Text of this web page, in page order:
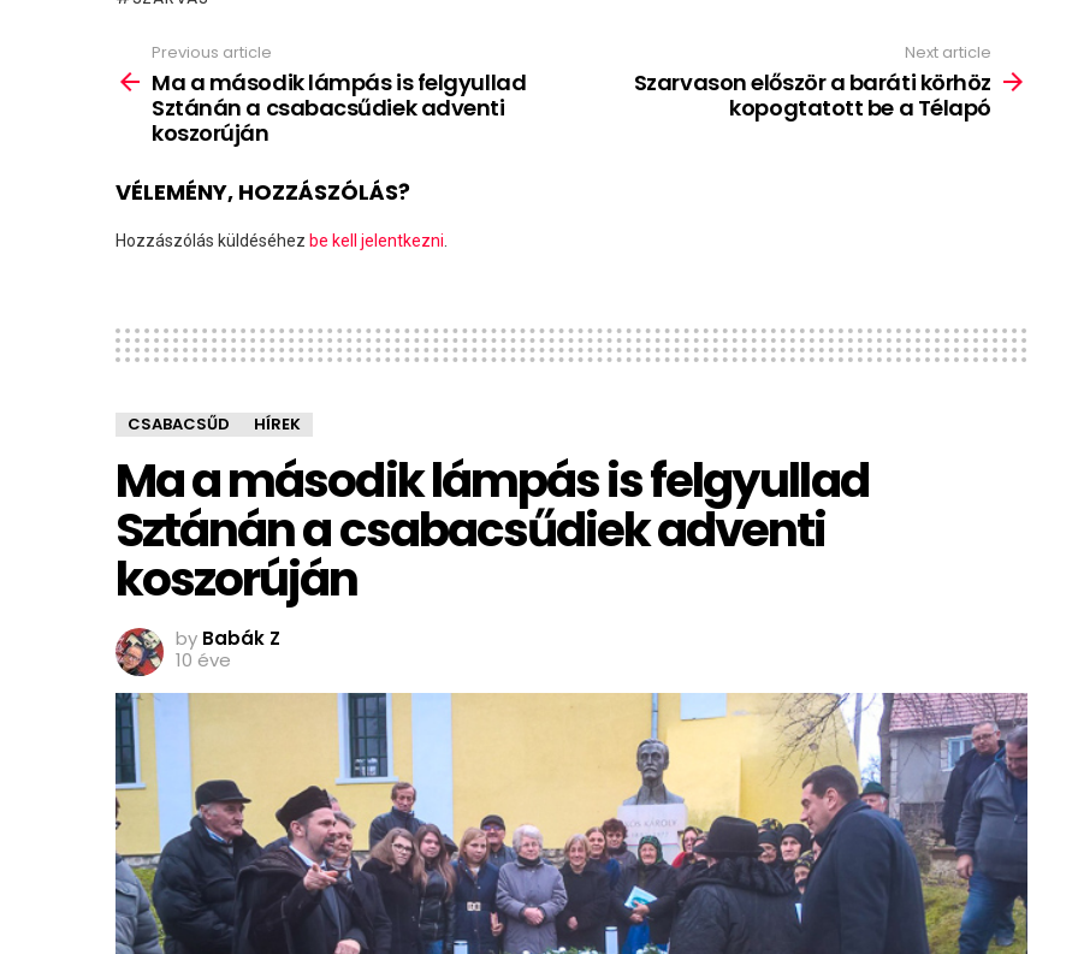
more
Previous article
Ma a második lámpás is felgyullad
Sztánán a csabacsűdiek adventi
koszorúján
Next article
Szarvason először a baráti körhöz
kopogtatott be a Télapó
VÉLEMÉNY, HOZZÁSZÓLÁS?
Hozzászólás küldéséhez be kell jelentkezni.
CSABACSŰD HÍREK
Ma a második lámpás is felgyullad
Sztánán a csabacsűdiek adventi
koszorúján
by Babák Z
10 éve